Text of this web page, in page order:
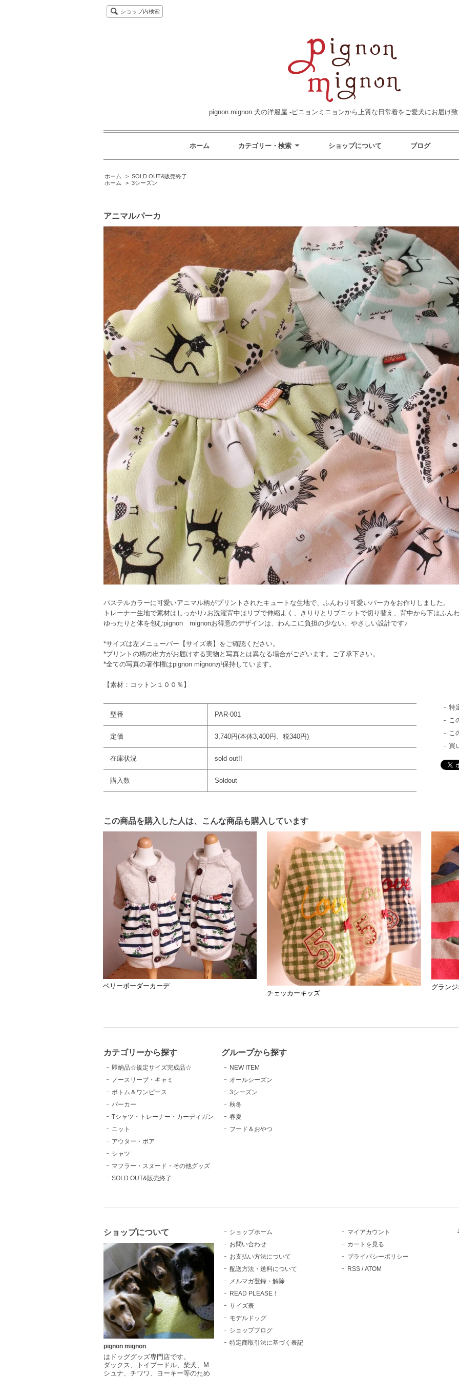
ショップ内検索
pignon mignon 犬の洋服屋 -ピニョンミニョンから上質な日常着をご愛犬にお届け
ホーム カテゴリー・検索 ショップについて ブログ
ホーム > SOLD OUT&販売終了
ホーム
> 3シーズン
アニマルパーカ
パステルカラーに可愛いアニマル柄がプリントされたキュートな生地で、ふんわり可愛いパーカをお作りしました。
トレーナー生地で素材はしっかり♪お洗濯背中はリブで伸縮よく、きりりとリブニットで切り替え、背中から下はふん
ゆったりと体を包むpignon mignonお得意のデザインは、わんこに負担の少ない、やさしい設計です♪
*サイズは左メニューバー【サイズ表】をご確認ください。
*プリントの柄の出方がお届けする実物と写真とは異なる場合がございます。ご了承下さい。
*全ての写真の著作権はpignon mignonが保持しています。
【素材：コットン１００％】
型番 PAR-001
定価 3,740円(本体3,400円、税340円)
在庫状況 sold out!!
購入数 Soldout
特
こ
こ
買
この商品を購入した人は、こんな商品も購入しています
ベリーボーダーカーデ
チェッカーキッズ
グラン
カテゴリーから探す
即納品☆規定サイズ完成品☆
ノースリーブ・キャミ
ボトム＆ワンピース
パーカー
Tシャツ・トレーナー・カーディガン
ニット
アウター・ボア
シャツ
マフラー・スヌード・その他グッズ
SOLD OUT&販売終了
グループから探す
NEW ITEM
オールシーズン
3シーズン
秋冬
春夏
フード＆おやつ
ショップについて
pignon mignon
はドッググッズ専門店です。
ダックス、トイプードル、柴犬、M
シュナ、チワワ、ヨーキー等のため
ショップホーム
お問い合わせ
お支払い方法について
配送方法・送料について
メルマガ登録・解除
READ PLEASE！
サイズ表
モデルドッグ
ショップブログ
特定商取引法に基づく表記
マイアカウント
カートを見る
プライバシーポリシー
RSS /ATOM